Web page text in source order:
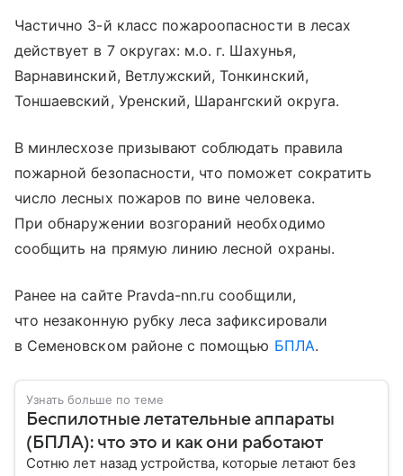
Частично 3-й класс пожароопасности в лесах
действует в 7 округах: м.о. г. Шахунья,
Варнавинский, Ветлужский, Тонкинский,
Тоншаевский, Уренский, Шарангский округа.
В минлесхозе призывают соблюдать правила
пожарной безопасности, что поможет сократить
число лесных пожаров по вине человека.
При обнаружении возгораний необходимо
сообщить на прямую линию лесной охраны.
Ранее на сайте Pravda-nn.ru сообщили,
что незаконную рубку леса зафиксировали
в Семеновском районе с помощью БПЛА.
Узнать больше по теме
Беспилотные летательные аппараты
(БПЛА): что это и как они работают
Сотню лет назад устройства, которые летают без